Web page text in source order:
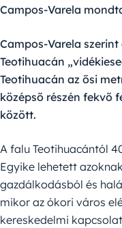
Campos-Varela
Campos-Varela
Teotihuacán
Teotihuacán az ősi
középső részén fekvő
között.
A falu Teotihuacántól
Egyike lehetett
gazdálkodásból és
mikor az ókori város
kereskedelmi